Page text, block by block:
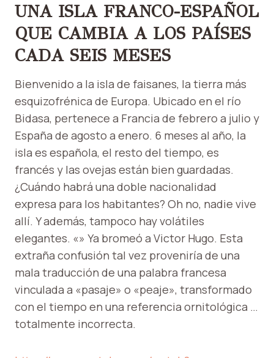
UNA ISLA FRANCO-ESPAÑOL
QUE CAMBIA A LOS PAÍSES
CADA SEIS MESES
Bienvenido a la isla de faisanes, la tierra más
esquizofrénica de Europa. Ubicado en el río
Bidasa, pertenece a Francia de febrero a julio y
España de agosto a enero. 6 meses al año, la
isla es española, el resto del tiempo, es
francés y las ovejas están bien guardadas.
¿Cuándo habrá una doble nacionalidad
expresa para los habitantes? Oh no, nadie vive
allí. Y además, tampoco hay volátiles
elegantes. «» Ya bromeó a Victor Hugo. Esta
extraña confusión tal vez proveniría de una
mala traducción de una palabra francesa
vinculada a «pasaje» o «peaje», transformado
con el tiempo en una referencia ornitológica …
totalmente incorrecta.